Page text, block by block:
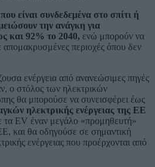
είναι συνδεδεμένα στο σπίτι ή
την ανάγκη για
και 92% το 2040, ενώ μπορούν να
απομακρυσμένες περιοχές όπου δεν
ενέργεια από ανανεώσιμες πηγές
ο στόλος των ηλεκτρικών
θα μπορούσε να συνεισφέρει έως
ηλεκτρικής ενέργειας της ΕΕ
τα EV έναν μεγάλο «προμηθευτή»
και θα οδηγούσε σε σημαντική
ενέργειας που προέρχονται από